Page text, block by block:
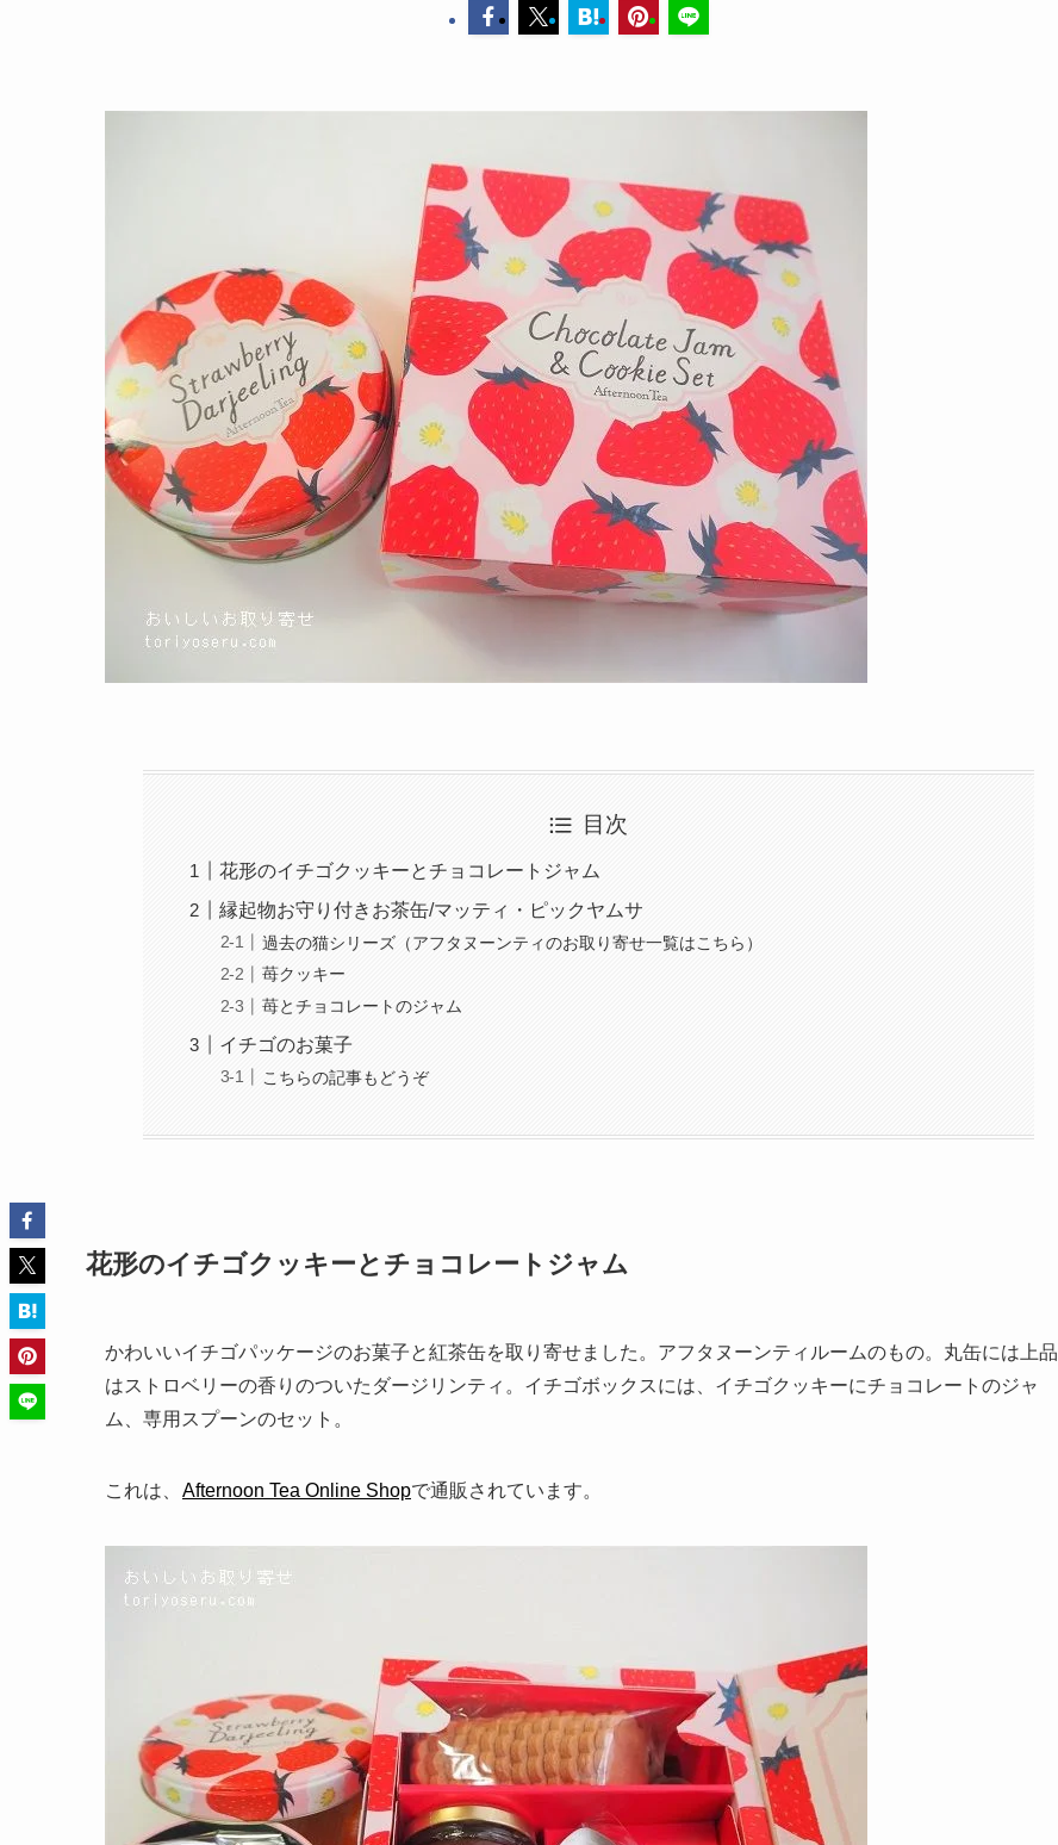
目次
花形のイチゴクッキーとチョコレートジャム
縁起物お守り付きお茶缶/マッティ・ピックヤムサ
過去の猫シリーズ（アフタヌーンティのお取り寄せ一覧はこちら）
苺クッキー
苺とチョコレートのジャム
イチゴのお菓子
こちらの記事もどうぞ
花形のイチゴクッキーとチョコレートジャム
かわいいイチゴパッケージのお菓子と紅茶缶を取り寄せました。アフタヌーンティルームのもの。丸缶には上品
はストロベリーの香りのついたダージリンティ。イチゴボックスには、イチゴクッキーにチョコレートのジャ
ム、専用スプーンのセット。
これは、 Afternoon Tea Online Shopで通販されています。